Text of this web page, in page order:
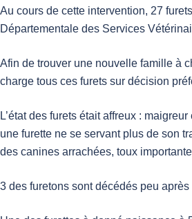
Au cours de cette intervention, 27
Départementale des Services
Afin de trouver une nouvelle famille à
charge tous ces furets sur décision
L’état des furets était affreux :
une furette ne se servant plus de son
des canines arrachées, toux
3 des furetons sont décédés peu